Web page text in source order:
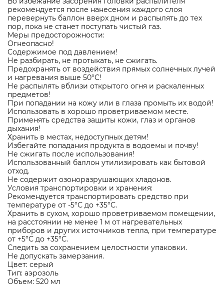
рекомендуется после нанесения каждого слоя
перевернуть баллон вверх дном и распылять до тех
пор, пока не станет поступать чистый газ.
Меры предосторожности:
Огнеопасно!
Содержимое под давлением!
Не разбирать, не протыкать, не сжигать.
Предохранять от воздействия прямых солнечных лучей
и нагревания выше 50°С!
Не распылять вблизи открытого огня и раскаленных
предметов!
При попадании на кожу или в глаза промыть их водой!
Использовать в хорошо проветриваемом месте.
Применять средства защиты кожи, глаз и органов
дыхания!
Хранить в местах, недоступных детям!
Избегайте попадания продукта в водоемы и почву!
Не сжигать после использования!
Использованный баллон утилизировать как бытовой
отход.
Не содержит озоноразрушающих хладонов.
Условия транспортировки и хранения:
Рекомендуется транспортировать средство при
температуре от -5°С до +35°С.
Хранить в сухом, хорошо проветриваемом помещении,
на расстоянии не менее 1 м от нагревательных
приборов и других источников тепла, при температуре
от +5°С до +35°С.
Следить за сохранением целостности упаковки.
Не допускать замерзания.
Цвет: серый
Тип: аэрозоль
Объем: 520 мл